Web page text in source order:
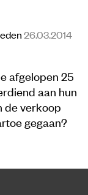
26.03.2014
afgelopen 25
aan hun
de verkoop
gegaan?